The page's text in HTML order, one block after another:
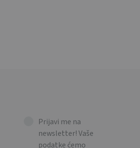
Prijavi me na
newsletter! Vaše
podatke ćemo